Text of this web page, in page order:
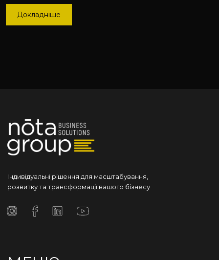
Докладніше
Індивідуальні рішення для масштабування,
розвитку та трансформації вашого бізнесу